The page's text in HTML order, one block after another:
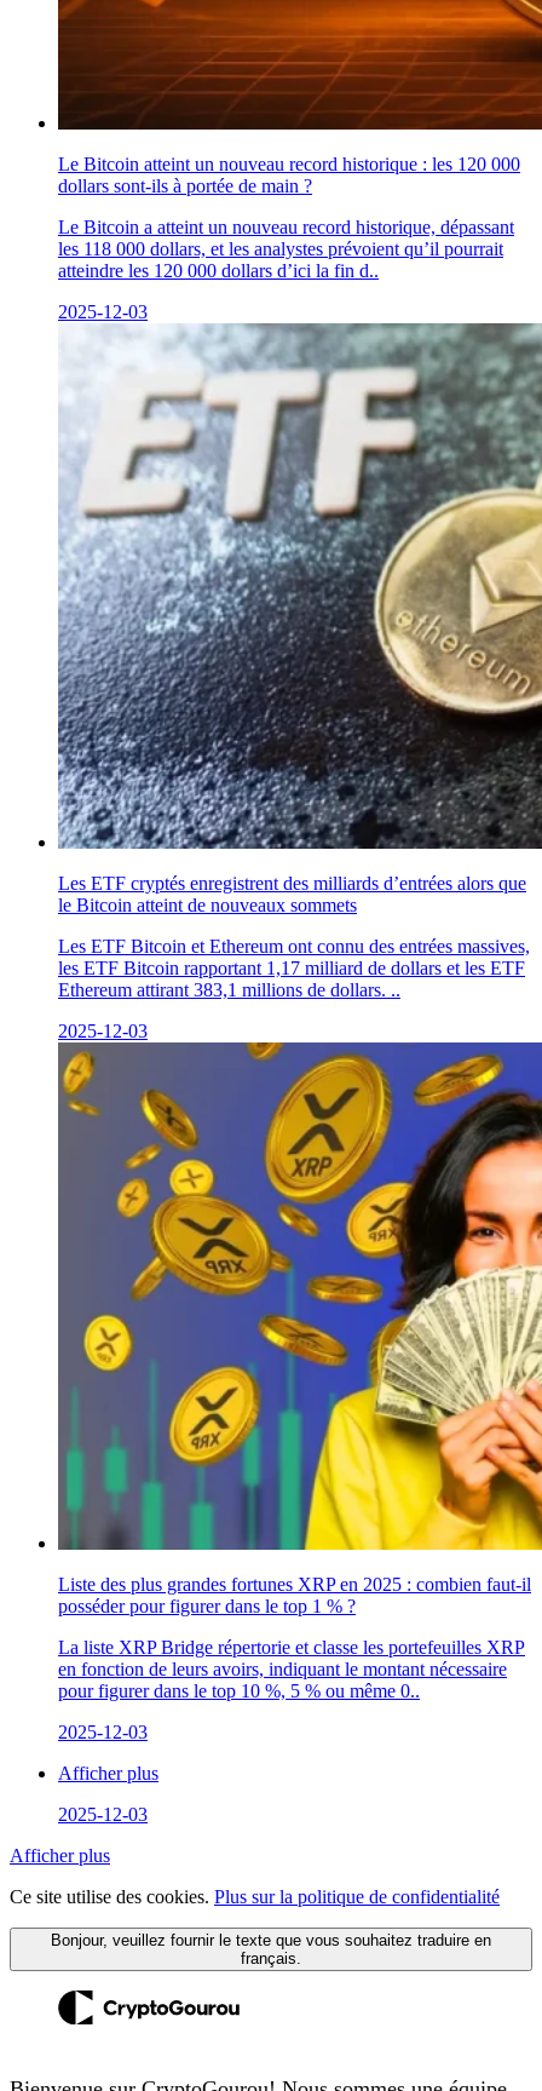
Le Bitcoin atteint un nouveau record historique : les 120 000
dollars sont-ils à portée de main ?
Le Bitcoin a atteint un nouveau record historique, dépassant
les 118 000 dollars, et les analystes prévoient qu’il pourrait
atteindre les 120 000 dollars d’ici la fin d..
2025-12-03
Les ETF cryptés enregistrent des milliards d’entrées alors que
le Bitcoin atteint de nouveaux sommets
Les ETF Bitcoin et Ethereum ont connu des entrées massives,
les ETF Bitcoin rapportant 1,17 milliard de dollars et les ETF
Ethereum attirant 383,1 millions de dollars. ..
2025-12-03
Liste des plus grandes fortunes XRP en 2025 : combien faut-il
posséder pour figurer dans le top 1 % ?
La liste XRP Bridge répertorie et classe les portefeuilles XRP
en fonction de leurs avoirs, indiquant le montant nécessaire
pour figurer dans le top 10 %, 5 % ou même 0..
2025-12-03
Afficher plus
2025-12-03
Afficher plus
Ce site utilise des cookies. Plus sur la politique de confidentialité
Bonjour, veuillez fournir le texte que vous souhaitez traduire en
français.